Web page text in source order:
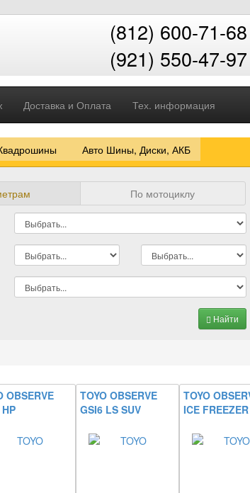
(812) 600-71-68
(921) 550-47-97
Доставка и Оплата Тех. информация
Авто Шины, Диски, АКБ
По мотоциклу
Найти
OBSERVE
TOYO OBSERVE
GSI6 LS SUV
TOYO
ICE FREEZER